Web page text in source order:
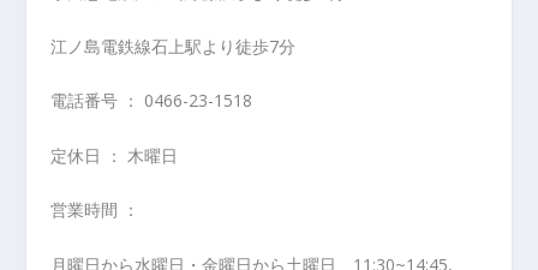
江ノ島電鉄線石上駅より徒歩7分
電話番号 ： 0466-23-1518
定休日 ： 木曜日
営業時間 ：
月曜日から水曜日・金曜日から土曜日 11:30~14:45,